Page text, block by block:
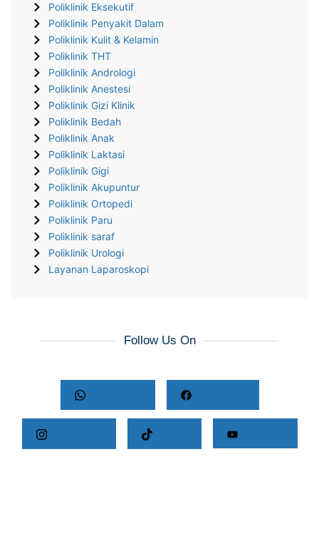
Poliklinik Eksekutif
Poliklinik Penyakit Dalam
Poliklinik Kulit & Kelamin
Poliklinik THT
Poliklinik Andrologi
Poliklinik Anestesi
Poliklinik Gizi Klinik
Poliklinik Bedah
Poliklinik Anak
Poliklinik Laktasi
Poliklinik Gigi
Poliklinik Akupuntur
Poliklinik Ortopedi
Poliklinik Paru
Poliklinik saraf
Poliklinik Urologi
Layanan Laparoskopi
Follow Us On
Whatsapp Facebook
Instagram Tiktok Youtube